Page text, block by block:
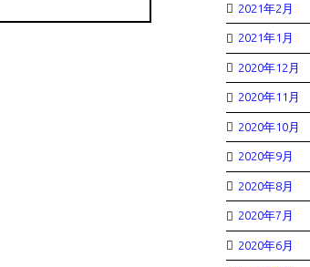
2021年2月
2021年1月
2020年12月
2020年11月
2020年10月
2020年9月
2020年8月
2020年7月
2020年6月